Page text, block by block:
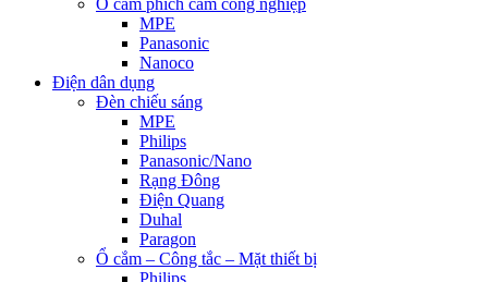
Ổ cắm phích cắm công nghiệp
MPE
Panasonic
Nanoco
Điện dân dụng
Đèn chiếu sáng
MPE
Philips
Panasonic/Nano
Rạng Đông
Điện Quang
Duhal
Paragon
Ổ cắm – Công tắc – Mặt thiết bị
Philips